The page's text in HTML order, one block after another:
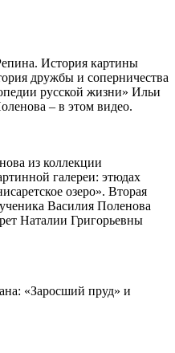
История картины
дружбы и соперничества
русской жизни» Ильи
– в этом видео.
из коллекции
галереи: этюдах
озеро». Вторая
Василия Поленова
Наталии Григорьевны
«Заросший пруд» и